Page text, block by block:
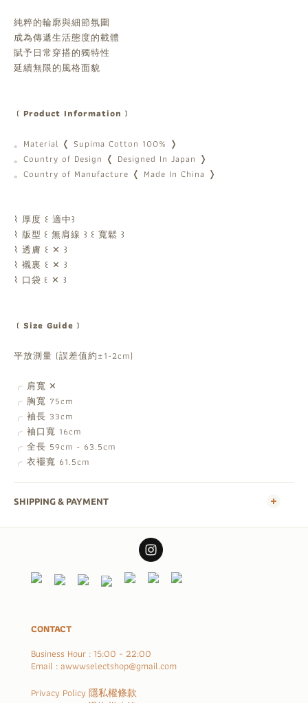
純粹的輪廓與細節氛圍
成為傳遞生活態度的載體
賦予日常穿搭的獨特性
延續無限的風格面貌
﹝Product Information﹞
。Material ❬ Supima Cotton 100% ❭
。Country of Design ❬ Designed In Japan ❭
。Country of Manufacture ❬ Made In China ❭
⌇ 厚度 ꒰ 適中꒱
⌇ 版型 ꒰ 無肩線 ꒱ ꒰ 寬鬆 ꒱
⌇ 透膚 ꒰ ✕ ꒱
⌇ 襯裏 ꒰ ✕ ꒱
⌇ 口袋 ꒰ ✕ ꒱
﹝Size Guide﹞
平放測量 (誤差值約±1-2cm)
╭ 肩寬 ✕
╭ 胸寬 75cm
╭ 袖長 33cm
╭ 袖口寬 16cm
╭ 全長 59cm - 63.5cm
╭ 衣襬寬 61.5cm
SHIPPING & PAYMENT
CONTACT
Business Hour : 15:00 - 22:00
Email : awwwselectshop@gmail.com
Privacy Policy 隱私權條款